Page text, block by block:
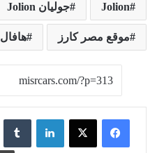
Jolion جوليان Jolion
موقع مصر كارز هافال Jolion
لينكدإن ‏Tumblr